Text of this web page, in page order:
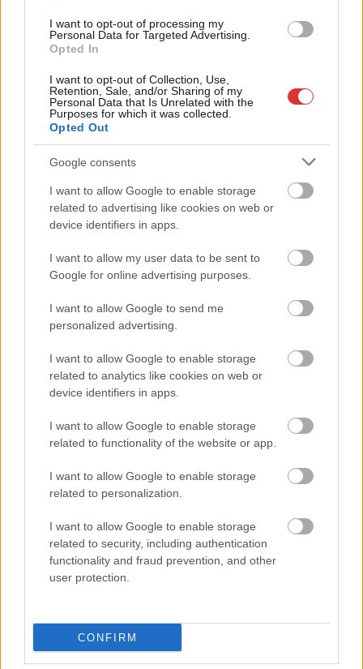
I want to opt-out of processing my
Personal Data for Targeted Advertising.
Opted In
I want to opt-out of Collection, Use,
Retention, Sale, and/or Sharing of my
Personal Data that Is Unrelated with the
Purposes for which it was collected.
Opted Out
Google consents
I want to allow Google to enable storage
related to advertising like cookies on web or
device identifiers in apps.
I want to allow my user data to be sent to
Google for online advertising purposes.
I want to allow Google to send me
personalized advertising.
I want to allow Google to enable storage
related to analytics like cookies on web or
device identifiers in apps.
I want to allow Google to enable storage
related to functionality of the website or app.
I want to allow Google to enable storage
related to personalization.
I want to allow Google to enable storage
related to security, including authentication
functionality and fraud prevention, and other
user protection.
CONFIRM
Hírlevél feliratkozás
Adja meg keresztnevét:
Adja
meg e-mail címét:
Nem szeretne lemaradni semmiről? Csak egy kattintás, és hírlevelünk a
legfrissebb információkkal és exkluzív tartalmakkal hétről hétre
A SZOL24 legfrissebb 24 cikke
lezárnak a napokban, a közlekedés az átlagost is meghaladó
mértékben lebénul